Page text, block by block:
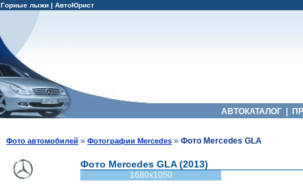
Горные лыжи | АвтоЮрист
АВТОКАТАЛОГ
Фото автомобилей » Фотографии Mercedes » Фото Mercedes GLA
Фото Mercedes GLA (2013)
1680x1050